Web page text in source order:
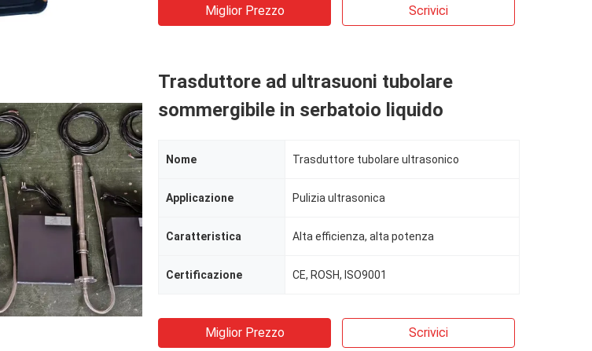
Miglior Prezzo Scrivici
Trasduttore ad ultrasuoni tubolare
sommergibile in serbatoio liquido
Nome Trasduttore tubolare ultrasonico
Applicazione Pulizia ultrasonica
Caratteristica Alta efficienza, alta potenza
Certificazione CE, ROSH, ISO9001
Miglior Prezzo Scrivici